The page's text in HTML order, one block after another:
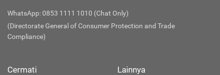
WhatsApp: 0853 1111 1010 (Chat Only)
(Directorate General of Consumer Protection and Trade
Compliance)
Cermati Lainnya